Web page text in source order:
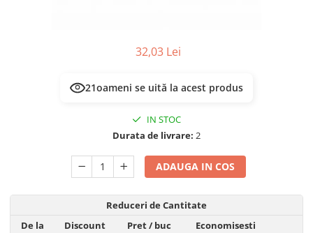
Triplu Stecher
Întrerupătoare/Comutatoare
Ştechere/Stecher adaptor
Ţeavă PVC
32,03 Lei
21oameni se uită la acest produs
IN STOC
Durata de livrare: 2
ADAUGA IN COS
Reduceri de Cantitate
De la
Discount Pret/ buc
Economisesti